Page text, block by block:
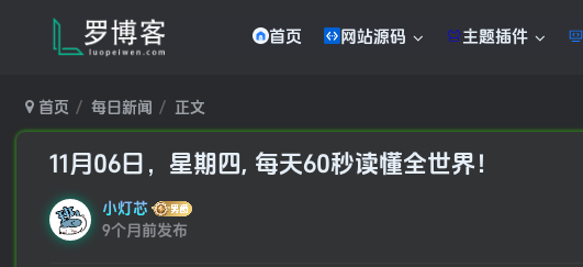
首页 网站源码 主题插件
首页 每日新闻 正文
11月06日，星期四, 每天60秒读懂全世界！
小灯芯
9个月前发布